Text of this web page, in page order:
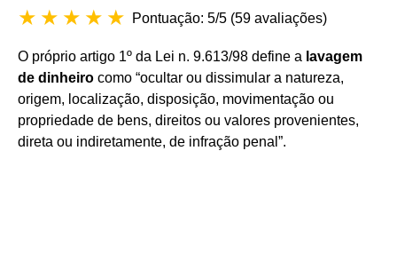
Pontuação: 5/5 (59 avaliações)
O próprio artigo 1º da Lei n. 9.613/98 define a lavagem
de dinheiro como “ocultar ou dissimular a natureza,
origem, localização, disposição, movimentação ou
propriedade de bens, direitos ou valores provenientes,
direta ou indiretamente, de infração penal”.